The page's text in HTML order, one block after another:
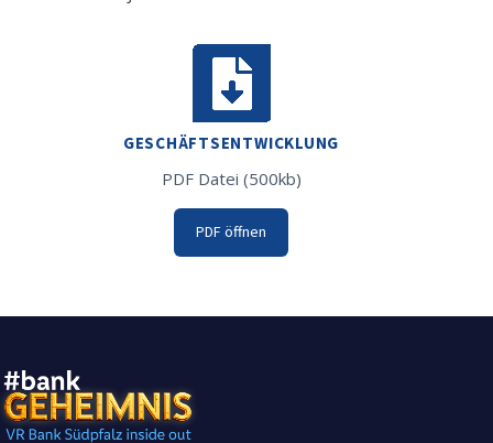
GESCHÄFTSENTWICKLUNG
PDF Datei (500kb)
PDF öffnen